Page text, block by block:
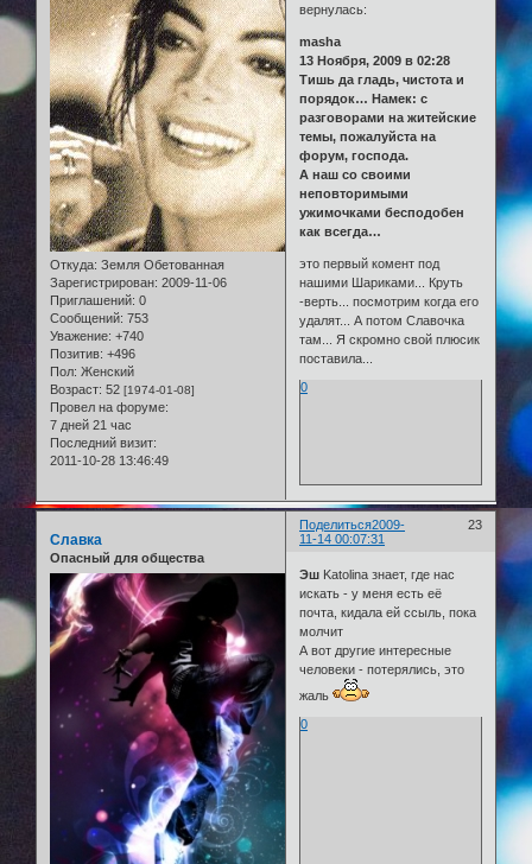
Откуда: Земля Обетованная
Зарегистрирован: 2009-11-06
Приглашений: 0
Сообщений: 753
Уважение: +740
Позитив: +496
Пол: Женский
Возраст: 52 [1974-01-08]
Провел на форуме:
7 дней 21 час
Последний визит:
2011-10-28 13:46:49
вернулась:
masha
13 Ноября, 2009 в 02:28
Тишь да гладь, чистота и
порядок… Намек: с
разговорами на житейские
темы, пожалуйста на
форум, господа.
А наш со своими
неповторимыми
ужимочками бесподобен
как всегда…
это первый комент под
нашими Шариками... Круть
-верть... посмотрим когда его
удалят... А потом Славочка
там... Я скромно свой плюсик
поставила...
0
Поделиться 23
2009-
11-14 00:07:31
Славка
Опасный для общества
Эш Katolina знает, где нас
искать - у меня есть её
почта, кидала ей ссыль, пока
молчит
А вот другие интересные
человеки - потерялись, это
жаль
0